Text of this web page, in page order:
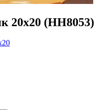
20х20 (HH8053)